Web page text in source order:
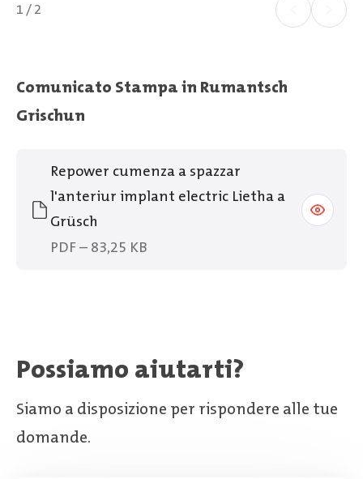
1 / 2
Comunicato Stampa in Rumantsch
Grischun
Repower cumenza a spazzar
l'anteriur implant electric Lietha a
Grüsch
PDF – 83,25 KB
Possiamo aiutarti?
Siamo a disposizione per rispondere alle tue
domande.